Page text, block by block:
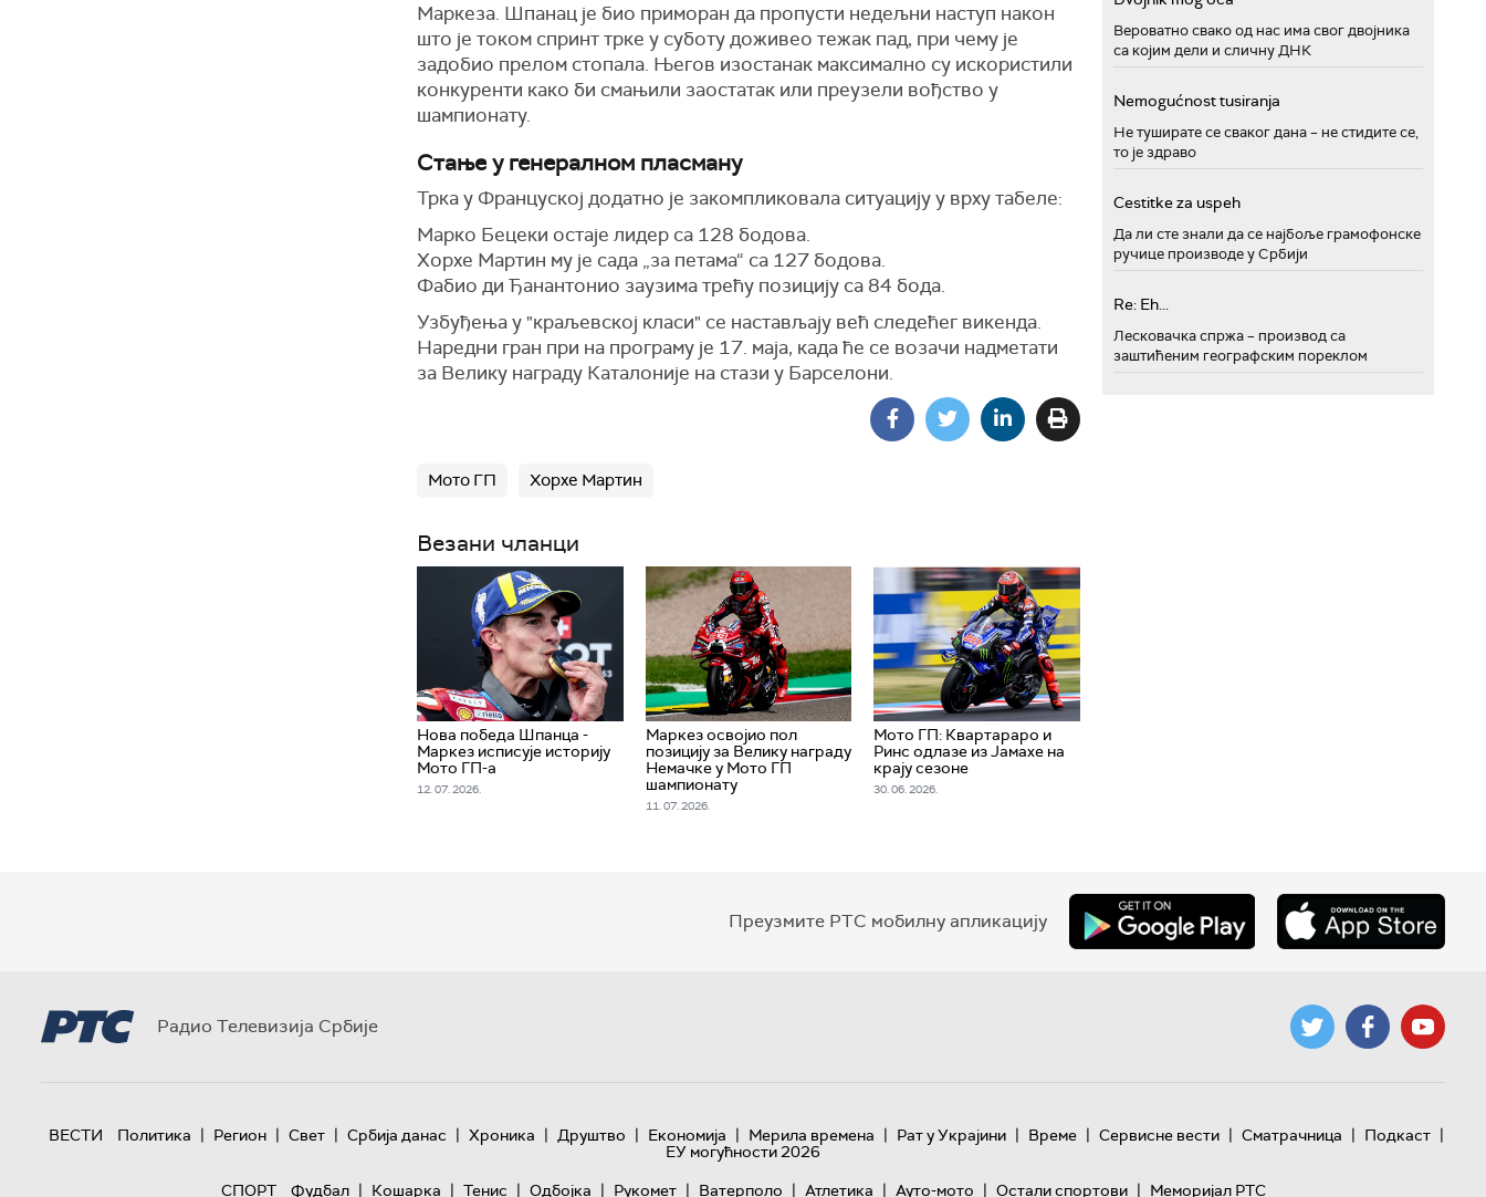
Маркеза. Шпанац је био приморан да пропусти недељни наступ након
што је током спринт трке у суботу доживео тежак пад, при чему је
задобио прелом стопала. Његов изостанак максимално су искористили
конкуренти како би смањили заостатак или преузели вођство у
шампионату.
Стање у генералном пласману
Трка у Француској додатно је закомпликовала ситуацију у врху табеле:
Марко Бецеки остаје лидер са 128 бодова.
Хорхе Мартин му је сада „за петама“ са 127 бодова.
Фабио ди Ђанантонио заузима трећу позицију са 84 бода.
Узбуђења у "краљевској класи" се настављају већ следећег викенда.
Наредни гран при на програму је 17. маја, када ће се возачи надметати
за Велику награду Каталоније на стази у Барселони.
Мото ГП Хорхе Мартин
Везани чланци
Нова победа Шпанца -
Маркез исписује историју
Мото ГП-а
12. 07. 2026.
Маркез освојио пол
позицију за Велику награду
Немачке у Мото ГП
шампионату
11. 07. 2026.
Мото ГП: Квартараро и
Ринс одлазе из Јамахе на
крају сезоне
30. 06. 2026.
Вероватно свако од нас има свог двојника
са којим дели и сличну ДНК
Nemogućnost tusiranja
Не туширате се сваког дана – не стидите се,
то је здраво
Cestitke za uspeh
Да ли сте знали да се најбоље грамофонске
ручице производе у Србији
Re: Eh...
Лесковачка спржа – производ са
заштићеним географским пореклом
Преузмите РТС мобилну апликацију
Радио Телевизија Србије
ВЕСТИ Политика | Регион | Свет | Србија данас | Хроника | Друштво | Економија | Мерила времена | Рат у Украјини | Време | Сервисне вести | Сматрачница | Подкаст |
ЕУ могућности 2026
СПОРТ
Фудбал | Кошарка | Тенис | Одбојка | Рукомет | Ватерполо | Атлетика | Ауто-мото | Остали спортови | Меморијал РТС